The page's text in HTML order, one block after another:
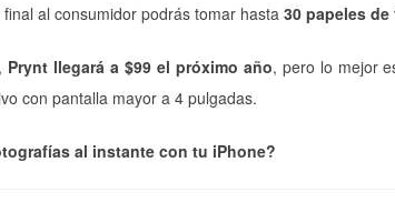
al consumidor podrás tomar hasta 30 papeles
Prynt llegará a $99 el próximo año, pero lo mejor
con pantalla mayor a 4 pulgadas.
al instante con tu iPhone?